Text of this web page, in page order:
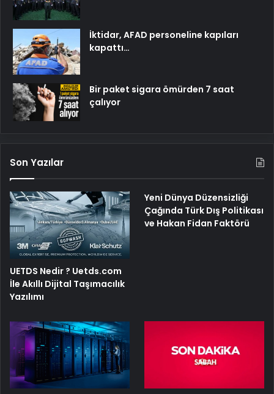
İktidar, AFAD personeline kapıları
kapattı…
Bir paket sigara ömürden 7 saat
çalıyor
Son Yazılar
UETDS Nedir ? Uetds.com
İle Akıllı Dijital Taşımacılık
Yazılımı
Yeni Dünya Düzensizliği
Çağında Türk Dış Politikası
ve Hakan Fidan Faktörü